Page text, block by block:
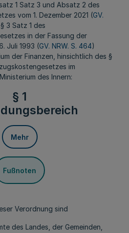
1 Satz 3 und Absatz 2 des
vom 1. Dezember 2021 (GV.
3 Satz 1 des
in der Fassung der
Juli 1993 (GV. NRW. S. 464)
der Finanzen, hinsichtlich des §
im
des Innern:
§ 1
Mehr
Fußnoten
Verordnung sind
des Landes, der Gemeinden,